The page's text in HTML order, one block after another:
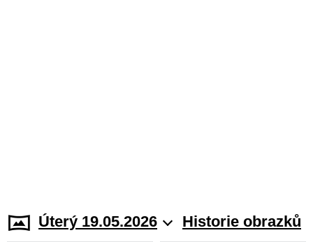
Úterý 19.05.2026 Historie obrazků